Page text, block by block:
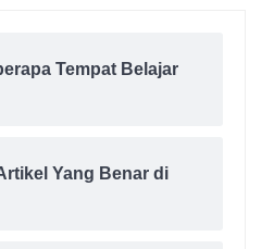
Tempat Belajar
Yang Benar di